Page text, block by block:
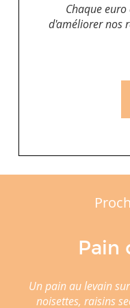
Chaque
d'améliorer nos
Pain
Un pain au levain
noisettes, raisins